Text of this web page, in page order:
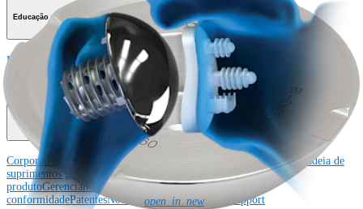
Educação médica
Educação médicaDescrição dos cursos Calendário dos cursos
Nossa equipe de educação médica OrthoPedia
Corporativo
Corporativo Sobre a Arthrex
Divulgação da cadeia de
suprimentos globalLocaisBolsas e doações
Segurança do
produtoGerenciamento de risco e
conformidadePatentesNotícias open_in_newSBA Support